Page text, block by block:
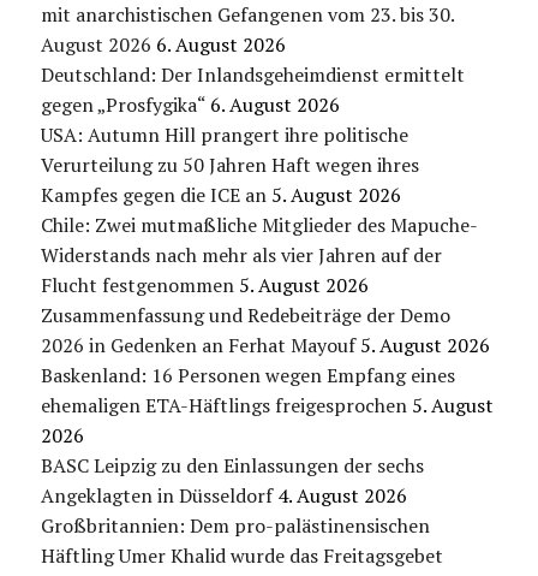
mit anarchistischen Gefangenen vom 23. bis 30.
August 2026 6. August 2026
Deutschland: Der Inlandsgeheimdienst ermittelt
gegen „Prosfygika“ 6. August 2026
USA: Autumn Hill prangert ihre politische
Verurteilung zu 50 Jahren Haft wegen ihres
Kampfes gegen die ICE an 5. August 2026
Chile: Zwei mutmaßliche Mitglieder des Mapuche-
Widerstands nach mehr als vier Jahren auf der
Flucht festgenommen 5. August 2026
Zusammenfassung und Redebeiträge der Demo
2026 in Gedenken an Ferhat Mayouf 5. August 2026
Baskenland: 16 Personen wegen Empfang eines
ehemaligen ETA-Häftlings freigesprochen 5. August
2026
BASC Leipzig zu den Einlassungen der sechs
Angeklagten in Düsseldorf 4. August 2026
Großbritannien: Dem pro-palästinensischen
Häftling Umer Khalid wurde das Freitagsgebet